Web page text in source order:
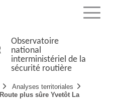
Menu
Observatoire
national
interministériel de la
sécurité routière
Analyses territoriales
Route plus sûre Yvetôt La